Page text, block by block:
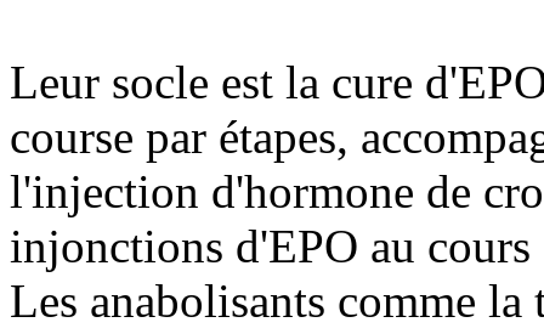
Leur socle est la cure
course par étapes,
l'injection d'hormone de
injonctions d'EPO au cours
Les anabolisants comme la